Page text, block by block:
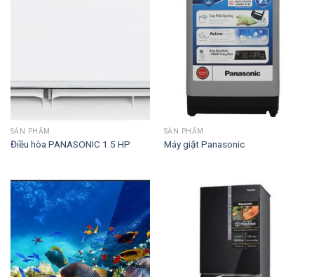
SẢN PHẨM
Điều hòa PANASONIC 1.5 HP
SẢN PHẨM
Máy giặt Panasonic